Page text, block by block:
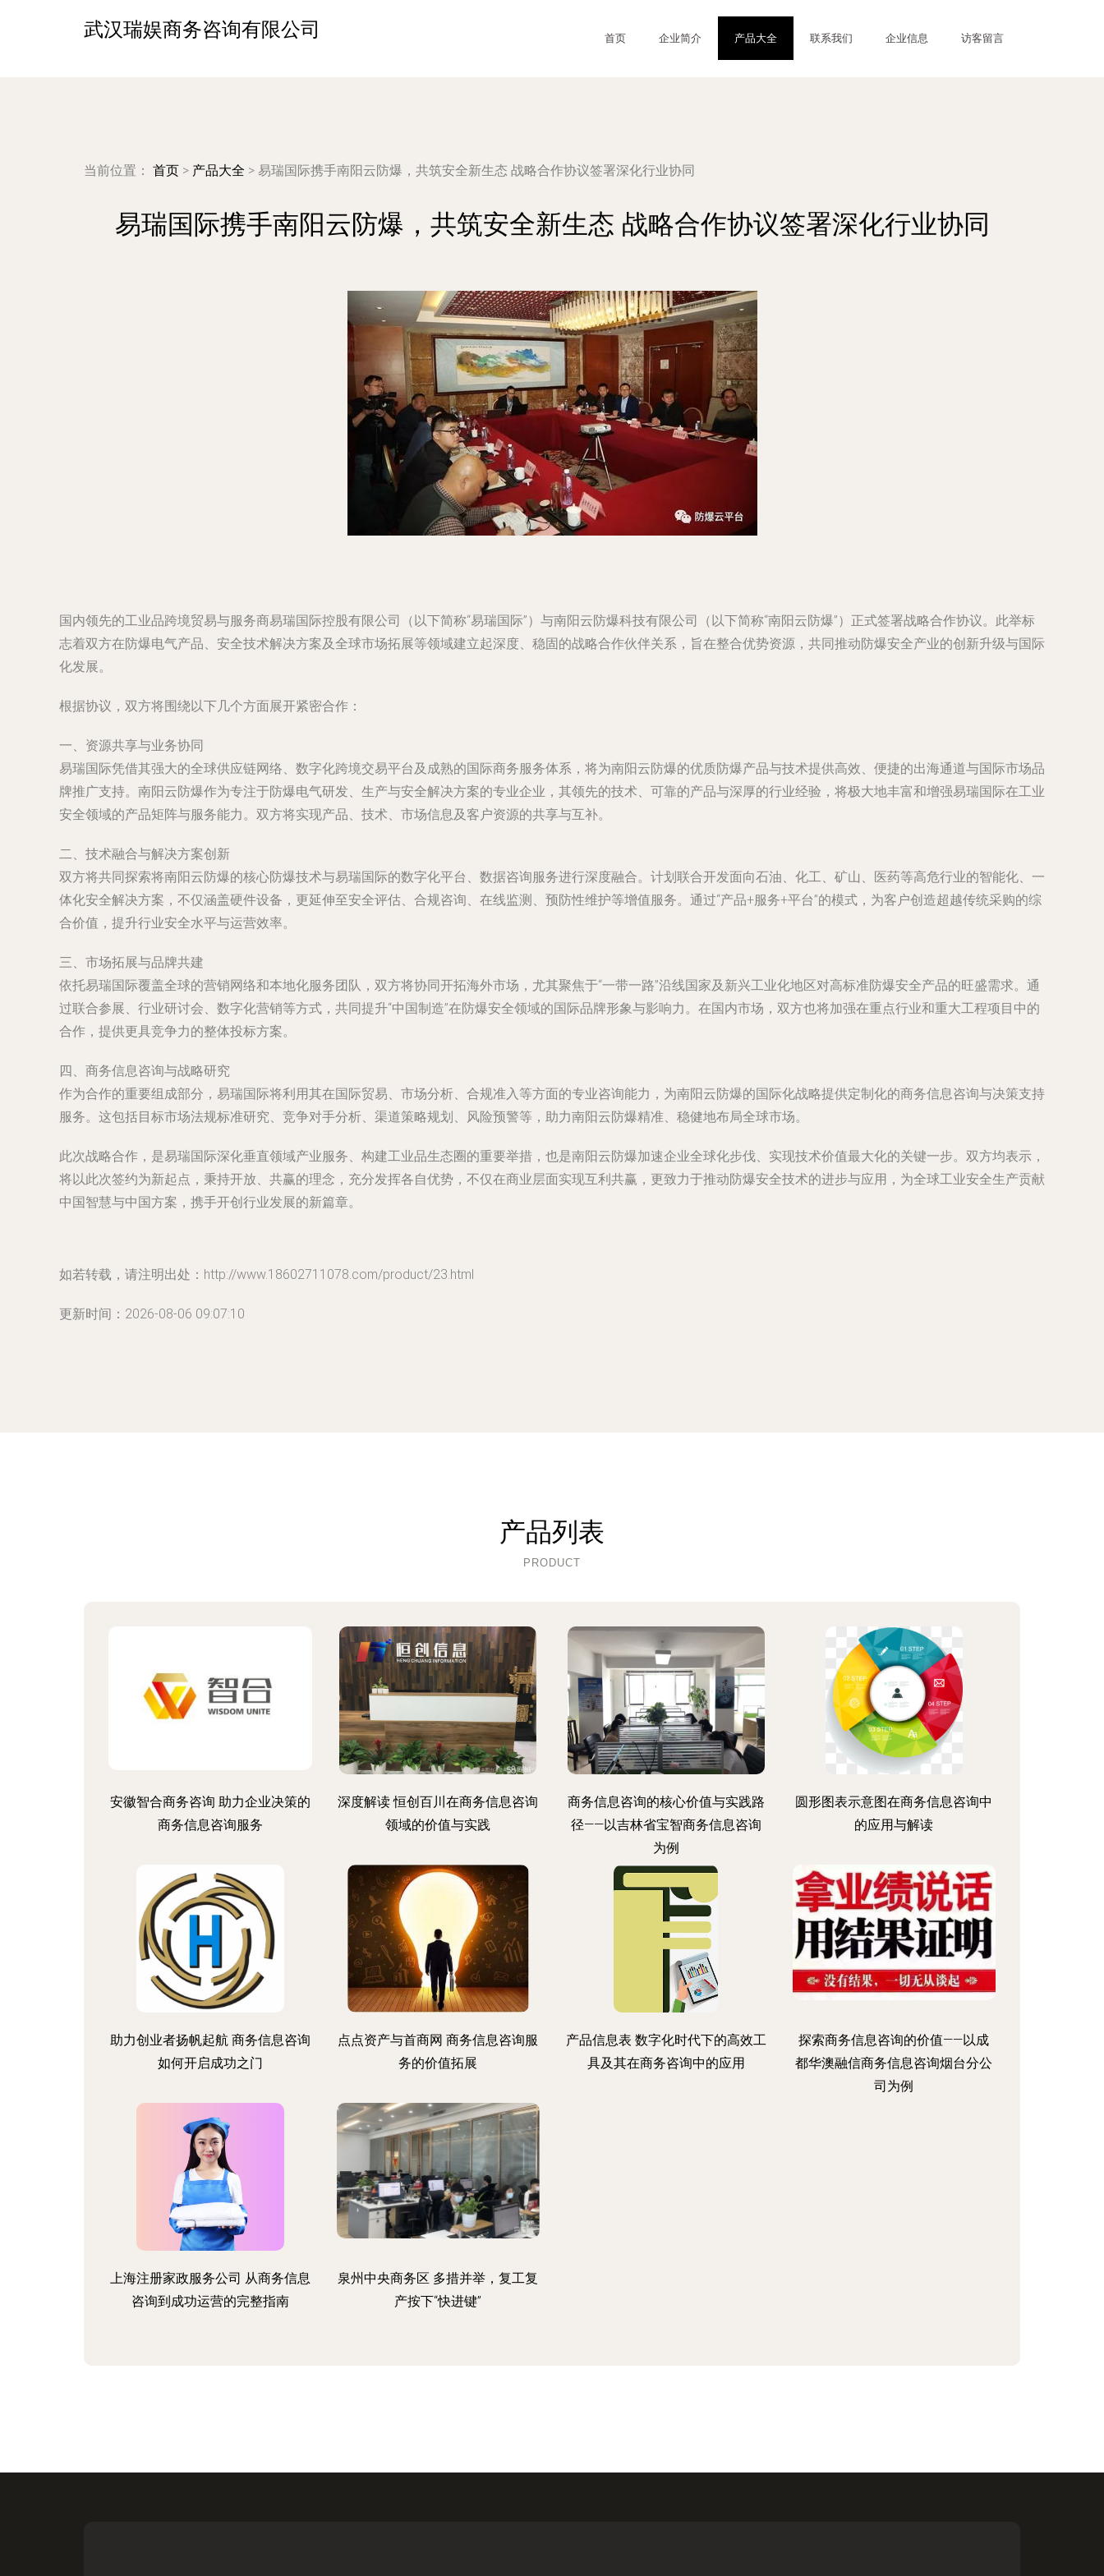
武汉瑞娱商务咨询有限公司 首页 企业简介 产品大全 联系我们 企业信息 访客留言
当前位置： 首页 > 产品大全 > 易瑞国际携手南阳云防爆，共筑安全新生态 战略合作协议签署深化行业协同
易瑞国际携手南阳云防爆，共筑安全新生态 战略合作协议签署深化行业协同
国内领先的工业品跨境贸易与服务商易瑞国际控股有限公司（以下简称“易瑞国际”）与南阳云防爆科技有限公司（以下简称“南阳云防爆”）正式签署战略合作协议。此举标
志着双方在防爆电气产品、安全技术解决方案及全球市场拓展等领域建立起深度、稳固的战略合作伙伴关系，旨在整合优势资源，共同推动防爆安全产业的创新升级与国际
化发展。
根据协议，双方将围绕以下几个方面展开紧密合作：
一、资源共享与业务协同
易瑞国际凭借其强大的全球供应链网络、数字化跨境交易平台及成熟的国际商务服务体系，将为南阳云防爆的优质防爆产品与技术提供高效、便捷的出海通道与国际市场品
牌推广支持。南阳云防爆作为专注于防爆电气研发、生产与安全解决方案的专业企业，其领先的技术、可靠的产品与深厚的行业经验，将极大地丰富和增强易瑞国际在工业
安全领域的产品矩阵与服务能力。双方将实现产品、技术、市场信息及客户资源的共享与互补。
二、技术融合与解决方案创新
双方将共同探索将南阳云防爆的核心防爆技术与易瑞国际的数字化平台、数据咨询服务进行深度融合。计划联合开发面向石油、化工、矿山、医药等高危行业的智能化、一
体化安全解决方案，不仅涵盖硬件设备，更延伸至安全评估、合规咨询、在线监测、预防性维护等增值服务。通过“产品+服务+平台”的模式，为客户创造超越传统采购的综
合价值，提升行业安全水平与运营效率。
三、市场拓展与品牌共建
依托易瑞国际覆盖全球的营销网络和本地化服务团队，双方将协同开拓海外市场，尤其聚焦于“一带一路”沿线国家及新兴工业化地区对高标准防爆安全产品的旺盛需求。通
过联合参展、行业研讨会、数字化营销等方式，共同提升“中国制造”在防爆安全领域的国际品牌形象与影响力。在国内市场，双方也将加强在重点行业和重大工程项目中的
合作，提供更具竞争力的整体投标方案。
四、商务信息咨询与战略研究
作为合作的重要组成部分，易瑞国际将利用其在国际贸易、市场分析、合规准入等方面的专业咨询能力，为南阳云防爆的国际化战略提供定制化的商务信息咨询与决策支持
服务。这包括目标市场法规标准研究、竞争对手分析、渠道策略规划、风险预警等，助力南阳云防爆精准、稳健地布局全球市场。
此次战略合作，是易瑞国际深化垂直领域产业服务、构建工业品生态圈的重要举措，也是南阳云防爆加速企业全球化步伐、实现技术价值最大化的关键一步。双方均表示，
将以此次签约为新起点，秉持开放、共赢的理念，充分发挥各自优势，不仅在商业层面实现互利共赢，更致力于推动防爆安全技术的进步与应用，为全球工业安全生产贡献
中国智慧与中国方案，携手开创行业发展的新篇章。
如若转载，请注明出处：http://www.18602711078.com/product/23.html
更新时间：2026-08-06 09:07:10
产品列表
PRODUCT
安徽智合商务咨询 助力企业决策的
商务信息咨询服务
深度解读 恒创百川在商务信息咨询
领域的价值与实践
商务信息咨询的核心价值与实践路
径——以吉林省宝智商务信息咨询
为例
圆形图表示意图在商务信息咨询中
的应用与解读
助力创业者扬帆起航 商务信息咨询
如何开启成功之门
点点资产与首商网 商务信息咨询服
务的价值拓展
产品信息表 数字化时代下的高效工
具及其在商务咨询中的应用
探索商务信息咨询的价值——以成
都华澳融信商务信息咨询烟台分公
司为例
上海注册家政服务公司 从商务信息
咨询到成功运营的完整指南
泉州中央商务区 多措并举，复工复
产按下“快进键”